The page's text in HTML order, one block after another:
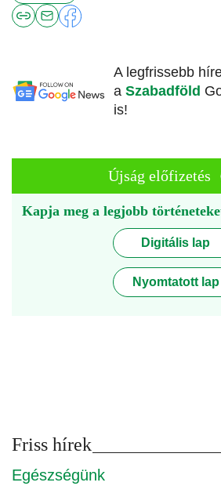
A legfrissebb
a Szabadföld
is!
Újság előfizetés
Kapja meg a legjobb
Digitális lap
Nyomtatott lap
Friss hírek
Egészségünk